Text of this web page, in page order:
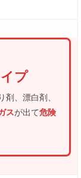
プ
、漂白剤、
スが出て危険